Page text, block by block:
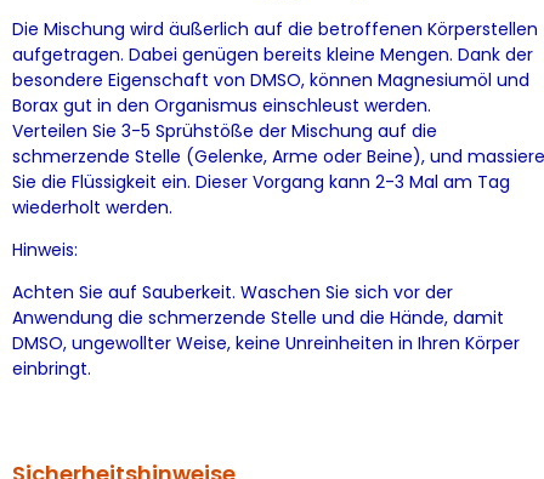
Die Mischung wird äußerlich auf die betroffenen Körperstellen
aufgetragen. Dabei genügen bereits kleine Mengen. Dank der
besondere Eigenschaft von DMSO, können Magnesiumöl und
Borax gut in den Organismus einschleust werden.
Verteilen Sie 3-5 Sprühstöße der Mischung auf die
schmerzende Stelle (Gelenke, Arme oder Beine), und
Sie die Flüssigkeit ein. Dieser Vorgang kann 2-3 Mal am Tag
wiederholt werden.
Hinweis:
Achten Sie auf Sauberkeit. Waschen Sie sich vor der
Anwendung die schmerzende Stelle und die Hände, damit
DMSO, ungewollter Weise, keine Unreinheiten in Ihren Körper
einbringt.